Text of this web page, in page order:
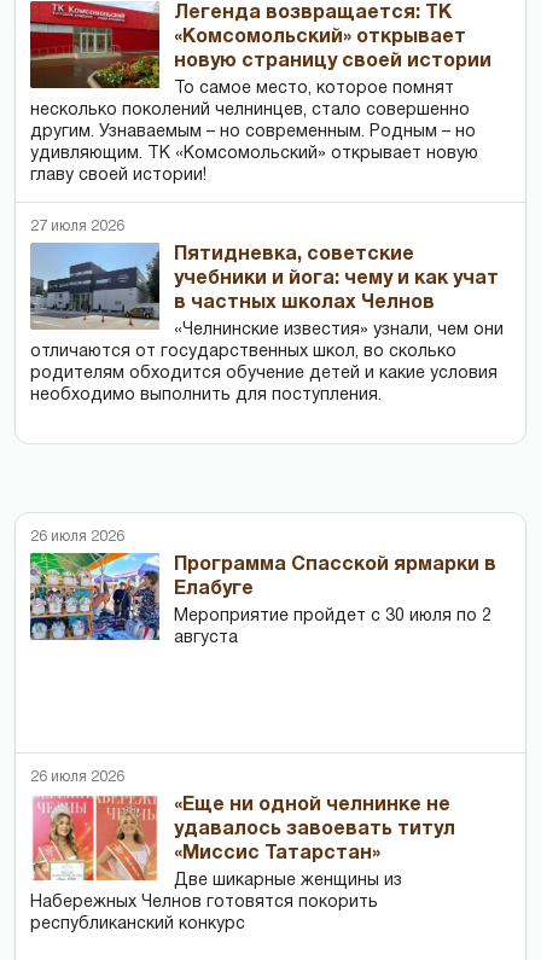
Легенда возвращается: ТК
«Комсомольский» открывает
новую страницу своей истории
То самое место, которое помнят
несколько поколений челнинцев, стало совершенно
другим. Узнаваемым – но современным. Родным – но
удивляющим. ТК «Комсомольский» открывает новую
главу своей истории!
27 июля 2026
Пятидневка, советские
учебники и йога: чему и как учат
в частных школах Челнов
«Челнинские известия» узнали, чем они
отличаются от государственных школ, во сколько
родителям обходится обучение детей и какие условия
необходимо выполнить для поступления.
26 июля 2026
Программа Спасской ярмарки в
Елабуге
Мероприятие пройдет с 30 июля по 2
августа
26 июля 2026
«Еще ни одной челнинке не
удавалось завоевать титул
«Миссис Татарстан»
Две шикарные женщины из
Набережных Челнов готовятся покорить
республиканский конкурс